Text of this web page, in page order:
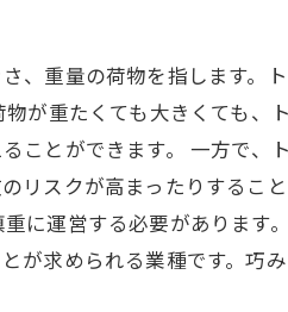
、重量の荷物を指します。
が重たくても大きくても、
ことができます。 一方で、
リスクが高まったりするこ
に運営する必要があります
が求められる業種です。巧